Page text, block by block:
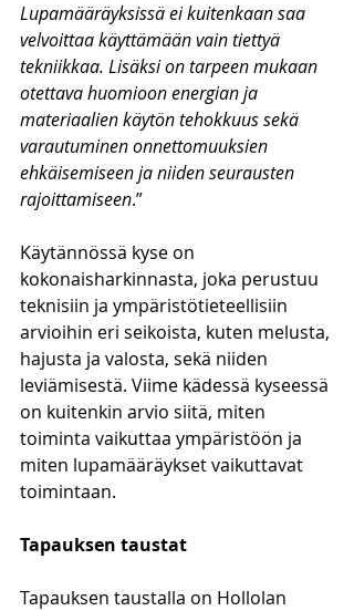
Lupamääräyksissä ei kuitenkaan saa
velvoittaa käyttämään vain tiettyä
tekniikkaa. Lisäksi on tarpeen mukaan
otettava huomioon energian ja
materiaalien käytön tehokkuus sekä
varautuminen onnettomuuksien
ehkäisemiseen ja niiden seurausten
rajoittamiseen.”
Käytännössä kyse on
kokonaisharkinnasta, joka perustuu
teknisiin ja ympäristötieteellisiin
arvioihin eri seikoista, kuten melusta,
hajusta ja valosta, sekä niiden
leviämisestä. Viime kädessä kyseessä
on kuitenkin arvio siitä, miten
toiminta vaikuttaa ympäristöön ja
miten lupamääräykset vaikuttavat
toimintaan.
Tapauksen taustat
Tapauksen taustalla on Hollolan